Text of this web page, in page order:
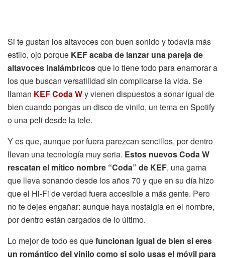
Si te gustan los altavoces con buen sonido y todavía más
estilo, ojo porque KEF acaba de lanzar una pareja de
altavoces inalámbricosque lo tiene todo para enamorar a
los que buscan versatilidad sin complicarse la vida. Se
llaman KEF Coda Wy vienen dispuestos a sonar igual de
bien cuando pongas un disco de vinilo, un tema en Spotify
o una peli desde la tele.
Y es que, aunque por fuera parezcan sencillos, por dentro
llevan una tecnología muy seria. Estos nuevos Coda W
rescatan el mítico nombre “Coda” de KEF, una gama
que lleva sonando desde los años 70 y que en su día hizo
que el Hi-Fi de verdad fuera accesible a más gente. Pero
no te dejes engañar: aunque haya nostalgia en el nombre,
por dentro están cargados de lo último.
Lo mejor de todo es quefuncionan igual de bien si eres
un romántico del vinilo como si solo usas el móvil para